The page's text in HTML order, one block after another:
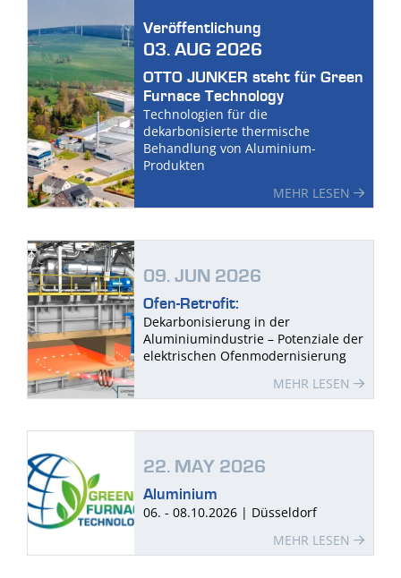
Veröffentlichung
03. AUG 2026
OTTO JUNKER steht für Green
Furnace Technology
Technologien für die
dekarbonisierte thermische
Behandlung von Aluminium-
Produkten
MEHR LESEN
09. JUN 2026
Ofen-Retrofit:
Dekarbonisierung in der
Aluminiumindustrie – Potenziale der
elektrischen Ofenmodernisierung
MEHR LESEN
22. MAY 2026
Aluminium
06. - 08.10.2026 | Düsseldorf
MEHR LESEN